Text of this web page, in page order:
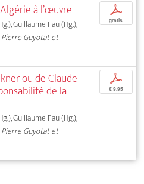
à l’œuvre
Guillaume Fau (Hg.),
Pierre Guyotat et
p
gratis
ou de Claude
de la
Guillaume Fau (Hg.),
Pierre Guyotat et
p
€ 9,95